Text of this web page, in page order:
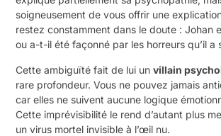
soigneusement de vous offrir une
restez constamment dans le doute : Johan
ou a-t-il été façonné par les horreurs qu’il a
Cette ambiguïté fait de lui unvillain
rare profondeur. Vous ne pouvez jamais
car elles ne suivent aucune logique
Cette imprévisibilité le rend d’autant plus
un virus mortel invisible à l’œil nu.